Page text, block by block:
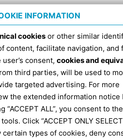
INFORMATION
cookies or other similar
content, facilitate navigation, and
consent, cookies and
third parties, will be used to
targeted advertising. For more
the extended information notice
“ACCEPT ALL”, you consent to
Click “ACCEPT ONLY
types of cookies, deny